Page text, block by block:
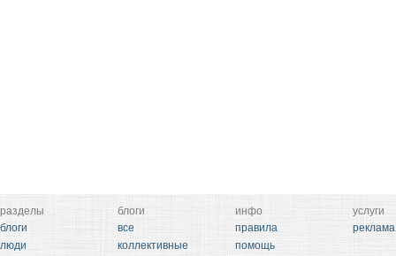
разделы
блоги
люди
блоги
все
коллективные
инфо
правила
помощь
услуги
реклама